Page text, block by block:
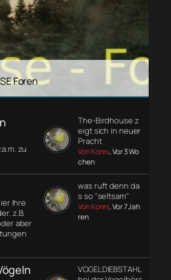
Foren
zu
The-Birdhouse z
eigt sich in neuer
Pracht
Von Konni, Vor 3 Wo
chen
Ihre
z.B.
aber
was ruft denn da
s so "seltsam"
Von Konni, Vor 7 Jah
ren
VOGELDIEBSTAHL